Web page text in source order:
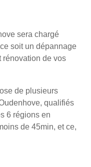
sera chargé
soit un dépannage
rénovation de vos
de plusieurs
qualifiés
6 régions en
de 45min, et ce,